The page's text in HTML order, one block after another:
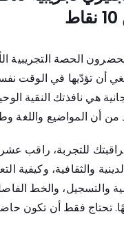
الحصة
أن تؤدّيها في الوقت
هي نافذتك النقية
أن المواضيع واللغة
للتجربة، راقب
والثقافية،
والخط الفاصل
تحتاج فقط أن تكون